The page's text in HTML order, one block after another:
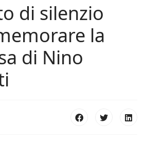
di silenzio
la
di Nino